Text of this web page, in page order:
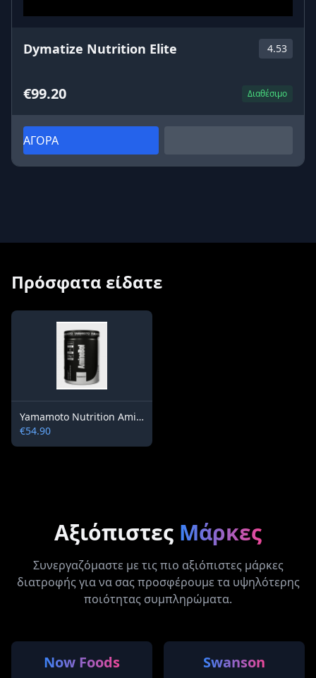
Dymatize Nutrition Elite 4.53
€99.20 Διαθέσιμο
ΑΓΟΡΑ
Πρόσφατα είδατε
Yamamoto Nutrition AminoBol® 300 g
€54.90
Αξιόπιστες Μάρκες
Συνεργαζόμαστε με τις πιο αξιόπιστες μάρκες
διατροφής για να σας προσφέρουμε τα υψηλότερης
ποιότητας συμπληρώματα.
Now Foods Swanson